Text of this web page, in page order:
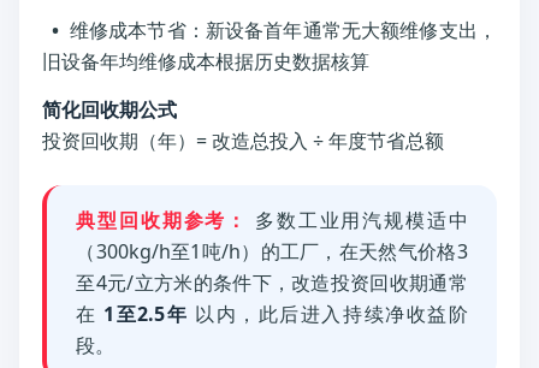
• 维修成本节省：新设备首年通常无大额维修支出，
旧设备年均维修成本根据历史数据核算
简化回收期公式
投资回收期（年）= 改造总投入 ÷ 年度节省总额
典型回收期参考：
多数工业用汽规模适中
（300kg/h至1吨/h）的工厂，在天然气价格3
至4元/立方米的条件下，改造投资回收期通常
在 1至2.5年 以内，此后进入持续净收益阶
段。